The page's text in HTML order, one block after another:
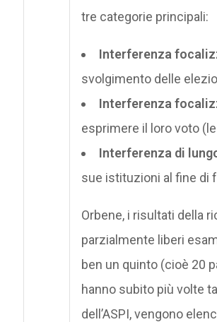
tre categorie principali:
Interferenza
svolgimento delle
Interferenza
esprimere il loro voto
Interferenza di
sue istituzioni al fine di
Orbene, i risultati della
parzialmente liberi
ben un quinto (cioè 20
hanno subito più volte
dell’ASPI, vengono